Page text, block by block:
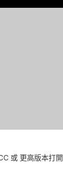
或 更高版本打開